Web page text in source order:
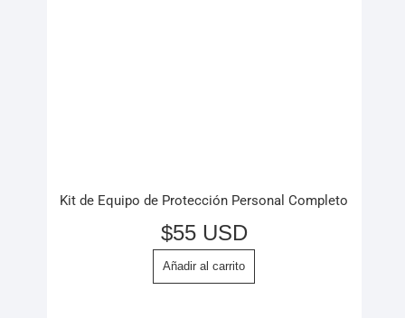
Kit de Equipo de Protección Personal Completo
$55 USD
Añadir al carrito